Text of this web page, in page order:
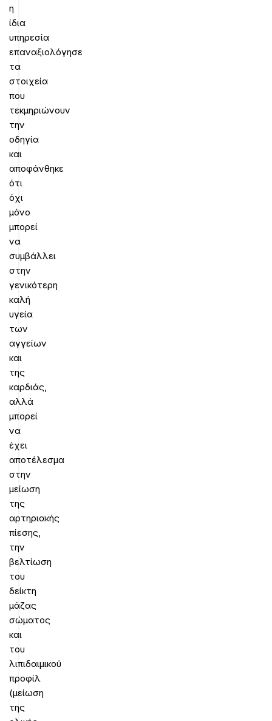
η
ίδια
υπηρεσία
επαναξιολόγησε
τα
στοιχεία
που
τεκμηριώνουν
την
οδηγία
και
αποφάνθηκε
ότι
όχι
μόνο
μπορεί
να
συμβάλλει
στην
γενικότερη
καλή
υγεία
των
αγγείων
και
της
καρδιάς,
αλλά
μπορεί
να
έχει
αποτέλεσμα
στην
μείωση
της
αρτηριακής
πίεσης,
την
βελτίωση
του
δείκτη
μάζας
σώματος
και
του
λιπιδαιμικού
προφίλ
(μείωση
της